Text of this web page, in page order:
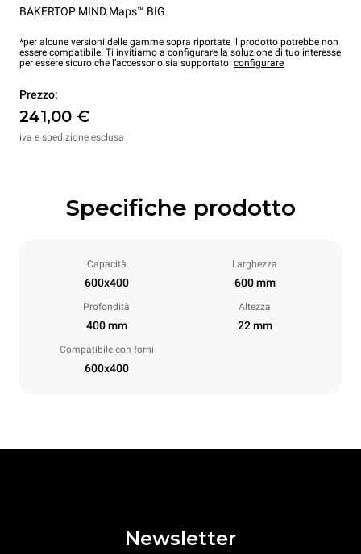
BAKERTOP MIND.Maps™ BIG
*per alcune versioni delle gamme sopra riportate il prodotto potrebbe non
essere compatibile. Ti invitiamo a configurare la soluzione di tuo interesse
per essere sicuro che l’accessorio sia supportato. configurare
Prezzo:
241,00 €
iva e spedizione esclusa
Specifiche prodotto
Capacità
600x400
Larghezza
600 mm
Profondità
400 mm
Altezza
22 mm
Compatibile con forni
600x400
Newsletter